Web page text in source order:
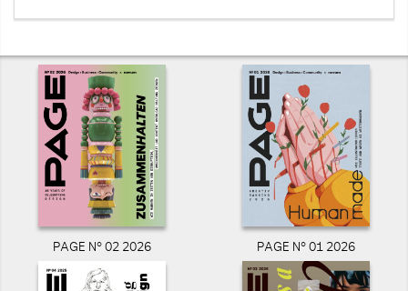
PAGE N° 02 2026 PAGE N° 01 2026